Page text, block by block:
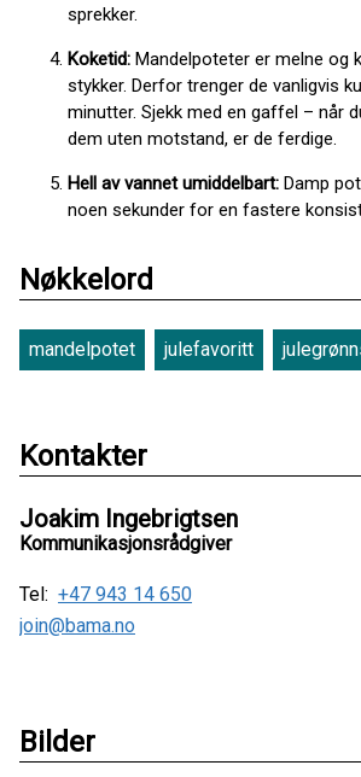
sprekker.
Koketid: Mandelpoteter er melne og
stykker. Derfor trenger de vanligvis
minutter. Sjekk med en gaffel – når
dem uten motstand, er de ferdige.
Hell av vannet umiddelbart: Damp
noen sekunder for en fastere
Nøkkelord
mandelpotet julefavoritt
Kontakter
Joakim Ingebrigtsen
Kommunikasjonsrådgiver
Tel: +47 943 14 650
join@bama.no
Bilder